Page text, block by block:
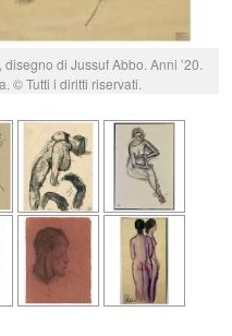
di Jussuf Abbo. Anni ’20.
© Tutti i diritti riservati.